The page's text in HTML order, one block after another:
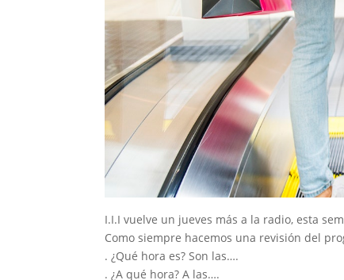
I.I.I vuelve un jueves más a la radio, esta
Como siempre hacemos una revisión del
. ¿Qué hora es? Son las….
. ¿A qué hora? A las….